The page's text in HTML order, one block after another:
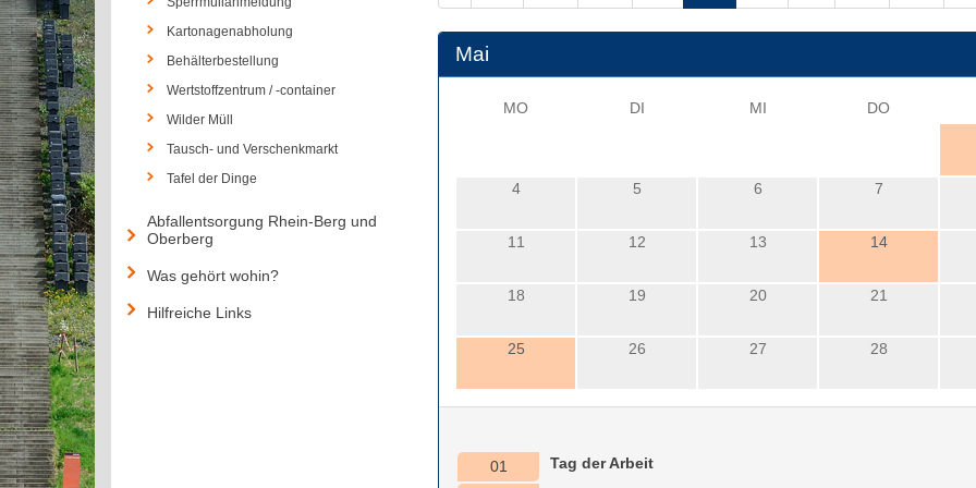
Mai
MO DI MI DO
4 5 6 7
11 12 13 14
18 19 20 21
25 26 27 28
01
Tag der Arbeit
Kartonagenabholung
Behälterbestellung
Wertstoffzentrum / -container
Wilder Müll
Tausch- und Verschenkmarkt
Tafel der Dinge
Abfallentsorgung Rhein-Berg und
Oberberg
Was gehört wohin?
Hilfreiche Links